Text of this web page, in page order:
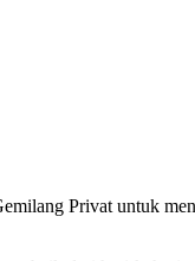
Privat untuk